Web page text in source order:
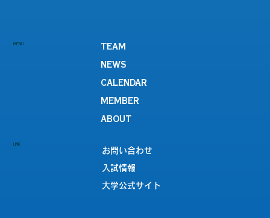
MENU
TEAM
NEWS
CALENDAR
MEMBER
ABOUT
LINK
お問い合わせ
入試情報
大学公式サイト